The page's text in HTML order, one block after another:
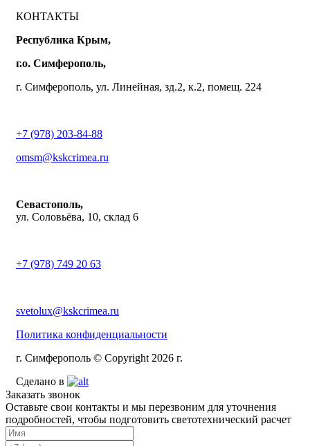
КОНТАКТЫ
Республика Крым,
г.о. Симферополь,
г. Симферополь, ул. Линейная, зд.2, к.2, помещ. 224
+7 (978) 203-84-88
omsm@kskcrimea.ru
Севастополь,
ул. Соловьёва, 10, склад 6
+7 (978) 749 20 63
svetolux@kskcrimea.ru
Политика конфиденциальности
г. Симферополь © Copyright 2026 г.
Сделано в
Заказать звонок
Оставьте свои контакты и мы перезвоним для уточнения
подробностей, чтобы подготовить светотехнический расчет